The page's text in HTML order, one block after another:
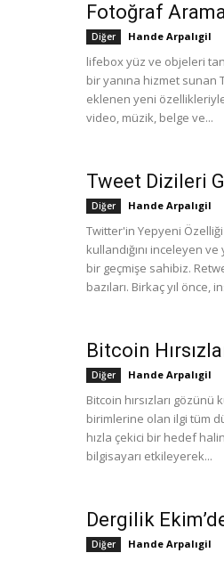
Fotoğraf
Diğer Hande Arpalıgil
lifebox yüz ve objeleri
bir yanına hizmet sunan
eklenen yeni
video, müzik, belge ve...
Tweet Dizileri
Diğer Hande Arpalıgil
Twitter'in Yepyeni
kullandığını inceleyen
bir geçmişe sahibiz.
bazıları. Birkaç yıl önce,
Bitcoin
Diğer Hande Arpalıgil
Bitcoin hırsızları gözünü
birimlerine olan ilgi tüm
hızla çekici bir hedef
bilgisayarı etkileyerek...
Dergilik
Diğer Hande Arpalıgil